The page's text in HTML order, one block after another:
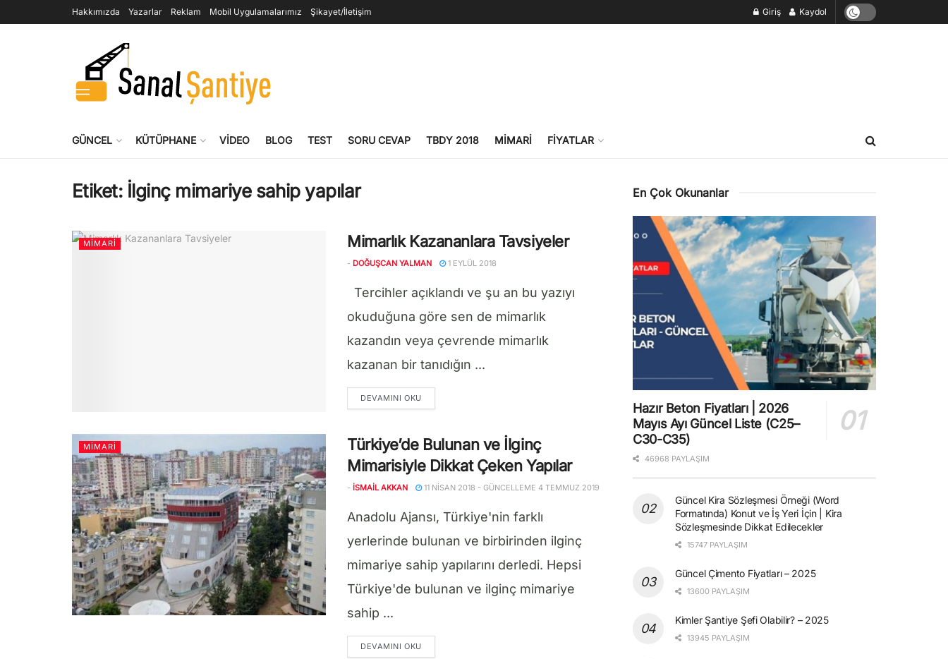
Hakkımızda Yazarlar Reklam Mobil Uygulamalarımız Şikayet/İletişim Giriş Kaydol
GÜNCEL KÜTÜPHANE VIDEO BLOG TEST SORU CEVAP TBDY 2018 MIMARI FIYATLAR
Etiket: İlginç mimariye sahip yapılar
MIMARI Mimarlık Kazananlara Tavsiyeler
- DOĞUŞCAN YALMAN 1 EYLÜL 2018
Tercihler açıklandı ve şu an bu yazıyı
okuduğuna göre sen de mimarlık
kazandın veya çevrende mimarlık
kazanan bir tanıdığın ...
DEVAMINI OKUDETAILS
MIMARI
Türkiye’de Bulunan ve İlginç
Mimarisiyle Dikkat Çeken Yapılar
- İSMAIL AKKAN 11 NISAN 2018 - GÜNCELLEME 4 TEMMUZ 2019
Anadolu Ajansı, Türkiye'nin farklı
yerlerinde bulunan ve birbirinden ilginç
mimariye sahip yapılarını derledi. Hepsi
Türkiye'de bulunan ve ilginç mimariye
sahip ...
DEVAMINI OKUDETAILS
En Çok Okunanlar
Hazır Beton Fiyatları | 2026
Mayıs Ayı Güncel Liste (C25–
C30-C35)
46968 PAYLAŞIM
Güncel Kira Sözleşmesi Örneği (Word
Formatında) Konut ve İş Yeri İçin | Kira
Sözleşmesinde Dikkat Edilecekler
15747 PAYLAŞIM
Güncel Çimento Fiyatları – 2025
13600 PAYLAŞIM
Kimler Şantiye Şefi Olabilir? – 2025
13945 PAYLAŞIM